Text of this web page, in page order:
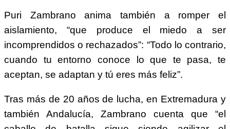
Puri Zambrano anima también a romper el
aislamiento, “que produce el miedo a ser
incomprendidos o rechazados”: “Todo lo contrario,
cuando tu entorno conoce lo que te pasa, te
aceptan, se adaptan y tú eres más feliz”.
Tras más de 20 años de lucha, en Extremadura y
también Andalucía, Zambrano cuenta que “el